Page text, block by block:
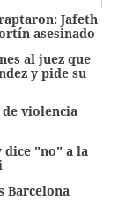
Jafeth
asesinado
al juez que
y pide su
violencia
dice "no" a la
Barcelona